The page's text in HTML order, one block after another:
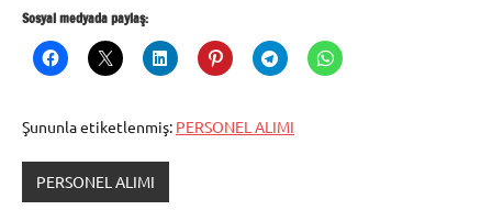
Sosyal medyada paylaş:
Şununla etiketlenmiş: PERSONEL ALIMI
PERSONEL ALIMI